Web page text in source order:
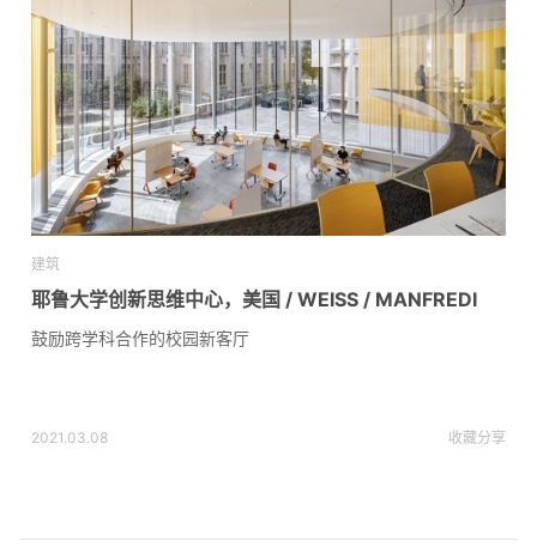
建筑
耶鲁大学创新思维中心，美国 / WEISS / MANFREDI
鼓励跨学科合作的校园新客厅
2021.03.08 收藏分享